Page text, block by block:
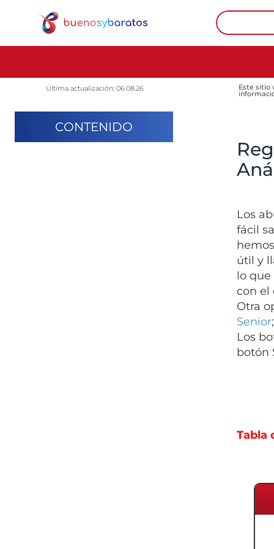
Última actualización: 06.08.26 Este sitio
CONTENIDO
Los
fácil
útil y
lo que
con el
Otra
Senior
Los
botón
Tabla